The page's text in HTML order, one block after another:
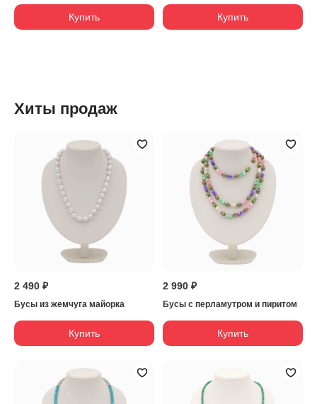
Купить Купить
Хиты продаж
2 490 ₽
Бусы из жемчуга майорка
Купить
2 990 ₽
Бусы с перламутром и пиритом
Купить